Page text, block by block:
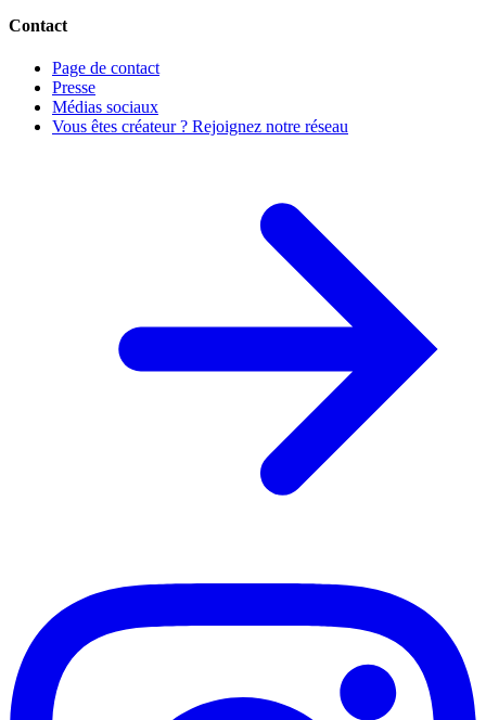
Contact
Page de contact
Presse
Médias sociaux
Vous êtes créateur ? Rejoignez notre réseau